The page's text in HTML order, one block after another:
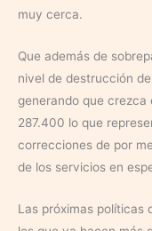
muy cerca.
Que además de
nivel de destrucción
generando que crezca
287.400 lo que
correcciones de por
de los servicios en
Las próximas políticas